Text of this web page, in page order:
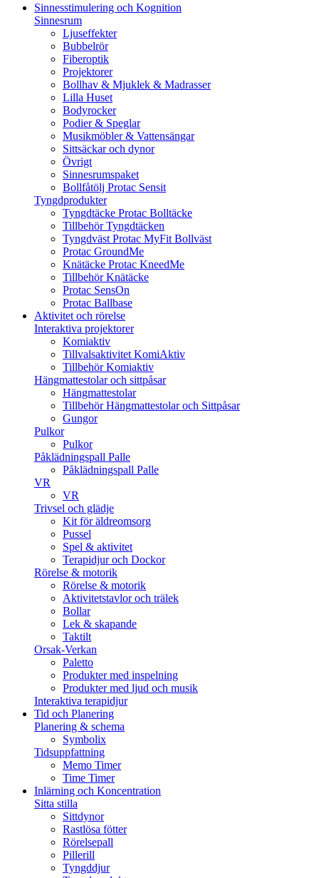
Sinnesstimulering och Kognition
Sinnesrum
Ljuseffekter
Bubbelrör
Fiberoptik
Projektorer
Bollhav & Mjuklek & Madrasser
Lilla Huset
Bodyrocker
Podier & Speglar
Musikmöbler & Vattensängar
Sittsäckar och dynor
Övrigt
Sinnesrumspaket
Bollfåtölj Protac Sensit
Tyngdprodukter
Tyngdtäcke Protac Bolltäcke
Tillbehör Tyngdtäcken
Tyngdväst Protac MyFit Bollväst
Protac GroundMe
Knätäcke Protac KneedMe
Tillbehör Knätäcke
Protac SensOn
Protac Ballbase
Aktivitet och rörelse
Interaktiva projektorer
Komiaktiv
Tillvalsaktivitet KomiAktiv
Tillbehör Komiaktiv
Hängmattestolar och sittpåsar
Hängmattestolar
Tillbehör Hängmattestolar och Sittpåsar
Gungor
Pulkor
Pulkor
Påklädningspall Palle
Påklädningspall Palle
VR
VR
Trivsel och glädje
Kit för äldreomsorg
Pussel
Spel & aktivitet
Terapidjur och Dockor
Rörelse & motorik
Rörelse & motorik
Aktivitetstavlor och trälek
Bollar
Lek & skapande
Taktilt
Orsak-Verkan
Paletto
Produkter med inspelning
Produkter med ljud och musik
Interaktiva terapidjur
Tid och Planering
Planering & schema
Symbolix
Tidsuppfattning
Memo Timer
Time Timer
Inlärning och Koncentration
Sitta stilla
Sittdynor
Rastlösa fötter
Rörelsepall
Pillerill
Tyngddjur